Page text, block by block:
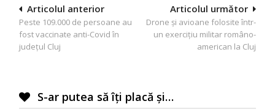
Navigare
în
articole
Articolul următor
Drone și avioane folosite într-
un exercițiu militar româno-
american la Cluj
Articolul anterior
Peste 109.000 de persoane au
fost vaccinate anti-Covid în
județul Cluj
S-ar putea să îți placă și…